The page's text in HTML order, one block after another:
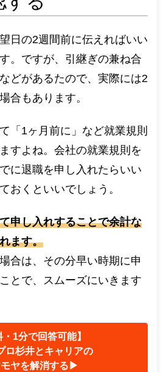
日の2週間前に伝えればいい
。ですが、引継ぎの兼ね合
どがあるたので、実際には2
合もあります。
「1ヶ月前に」など就業規則
すよね。会社の就業規則を
に退職を申し入れたらいい
おくといいでしょう。
申し入れすることで余計な
ます。
合は、その分早い時期に申
とで、スムーズにいきます
・1分で回答可能】
ロ杉井とキャリアの
ヤを解消する▶︎